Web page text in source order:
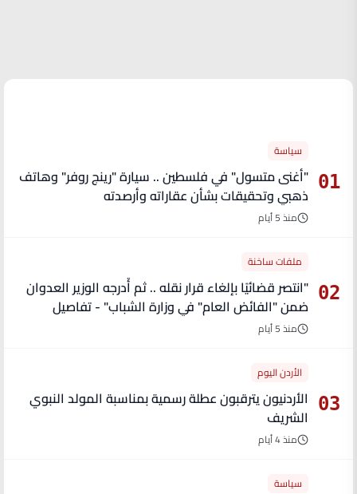
01
سياسة
"أغنى متسول" في فلسطين .. سيارة "رينج روفر" وهاتف
ذهبي وتحقيقات بشأن عقاراته وأرصدته
منذ 5 أيام
02
ملفات ساخنة
"انتصر قضائيًا بإلغاء قرار نقله .. ثم أُدرجه الوزير العدوان
ضمن "الفائض العام" في وزارة الشباب" - تفاصيل
منذ 5 أيام
03
الأردن اليوم
الأردنيون يترقبون عطلة رسمية بمناسبة المولد النبوي
الشريف
منذ 4 أيام
سياسة